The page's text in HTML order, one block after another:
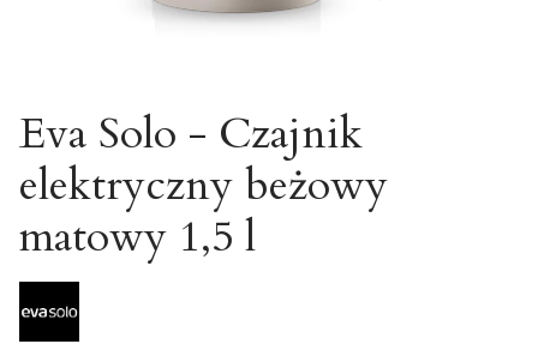
Eva Solo - Czajnik
elektryczny beżowy
matowy 1,5 l